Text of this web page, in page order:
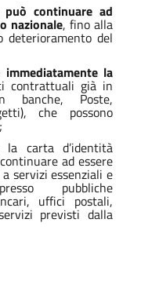
può continuare ad
nazionale, fino alla
deterioramento del
la
contrattuali già in
banche, Poste,
che possono
la carta d’identità
ad essere
servizi essenziali e
pubbliche
uffici postali,
previsti dalla